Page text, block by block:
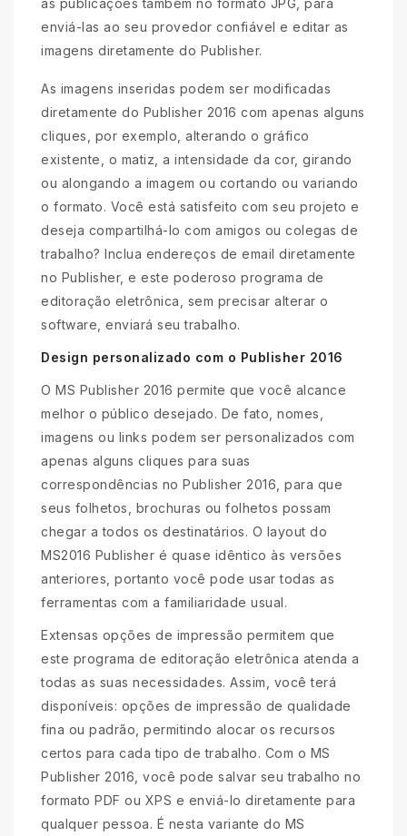
as publicações também no formato JPG, para
enviá-las ao seu provedor confiável e editar as
imagens diretamente do Publisher.
As imagens inseridas podem ser modificadas
diretamente do Publisher 2016 com apenas alguns
cliques, por exemplo, alterando o gráfico
existente, o matiz, a intensidade da cor, girando
ou alongando a imagem ou cortando ou variando
o formato. Você está satisfeito com seu projeto e
deseja compartilhá-lo com amigos ou colegas de
trabalho? Inclua endereços de email diretamente
no Publisher, e este poderoso programa de
editoração eletrônica, sem precisar alterar o
software, enviará seu trabalho.
Design personalizado com o Publisher 2016
O MS Publisher 2016 permite que você alcance
melhor o público desejado. De fato, nomes,
imagens ou links podem ser personalizados com
apenas alguns cliques para suas
correspondências no Publisher 2016, para que
seus folhetos, brochuras ou folhetos possam
chegar a todos os destinatários. O layout do
MS2016 Publisher é quase idêntico às versões
anteriores, portanto você pode usar todas as
ferramentas com a familiaridade usual.
Extensas opções de impressão permitem que
este programa de editoração eletrônica atenda a
todas as suas necessidades. Assim, você terá
disponíveis: opções de impressão de qualidade
fina ou padrão, permitindo alocar os recursos
certos para cada tipo de trabalho. Com o MS
Publisher 2016, você pode salvar seu trabalho no
formato PDF ou XPS e enviá-lo diretamente para
qualquer pessoa. É nesta variante do MS